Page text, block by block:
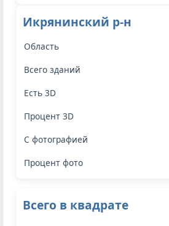
Икрянинский р-н
Всего в квадрате